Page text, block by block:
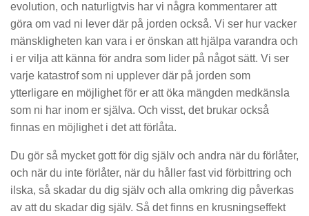
evolution, och naturligtvis har vi några kommentarer att
göra om vad ni lever där på jorden också. Vi ser hur vacker
mänskligheten kan vara i er önskan att hjälpa varandra och
i er vilja att känna för andra som lider på något sätt. Vi ser
varje katastrof som ni upplever där på jorden som
ytterligare en möjlighet för er att öka mängden medkänsla
som ni har inom er själva. Och visst, det brukar också
finnas en möjlighet i det att förlåta.
Du gör så mycket gott för dig själv och andra när du förlåter,
och när du inte förlåter, när du håller fast vid förbittring och
ilska, så skadar du dig själv och alla omkring dig påverkas
av att du skadar dig själv. Så det finns en krusningseffekt